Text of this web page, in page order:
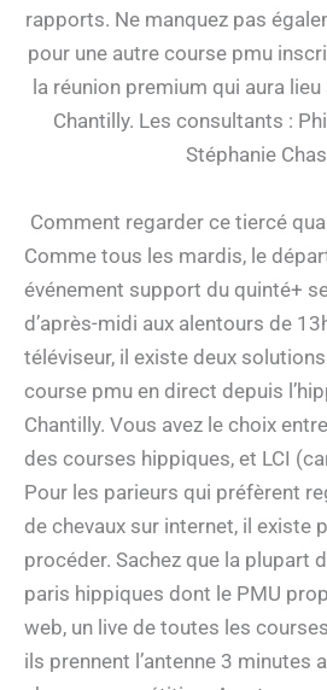
rapports. Ne manquez pas
pour une autre course pmu
la réunion premium qui aura
Chantilly. Les consultants :
Stéphanie
Comment regarder ce tiercé
Comme tous les mardis, le
événement support du quinté+
d’après-midi aux alentours de
téléviseur, il existe deux
course pmu en direct depuis
Chantilly. Vous avez le choix
des courses hippiques, et LCI
Pour les parieurs qui préfèrent
de chevaux sur internet, il existe
procéder. Sachez que la plupart
paris hippiques dont le PMU
web, un live de toutes les
ils prennent l’antenne 3 minutes